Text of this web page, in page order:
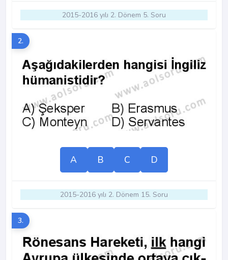
2015-2016 yılı 2. Dönem 5. Soru
2.
A B C D
2015-2016 yılı 2. Dönem 15. Soru
3.